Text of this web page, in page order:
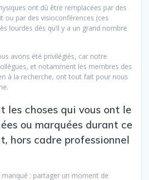
ont dû être remplacées par des
ou par des visioconférences (ces
lourdes dès qu’il y a un grand nombre
avons été privilégiés, car notre
et notamment les membres des
à la recherche, ont tout fait pour nous
les choses qui vous ont le
ou marquées durant ce
hors cadre professionnel
manqué : partager un moment de